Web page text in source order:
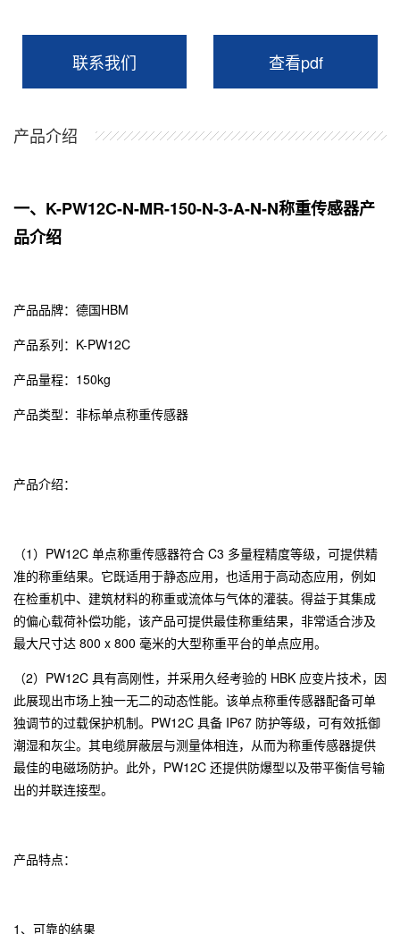
联系我们 查看pdf
产品介绍
一、K-PW12C-N-MR-150-N-3-A-N-N称重传感器产
品介绍
产品品牌： 德国HBM
产品系列：K-PW12C
产品量程：150kg
产品类型：非标单点称重传感器
产品介绍：
（1）PW12C 单点称重传感器符合 C3 多量程精度等级，可提供精
准的称重结果。它既适用于静态应用，也适用于高动态应用，例如
在检重机中、建筑材料的称重或流体与气体的灌装。得益于其集成
的偏心载荷补偿功能，该产品可提供最佳称重结果，非常适合涉及
最大尺寸达 800 x 800 毫米的大型称重平台的单点应用。
（2）PW12C 具有高刚性，并采用久经考验的 HBK 应变片技术，因
此展现出市场上独一无二的动态性能。该单点称重传感器配备可单
独调节的过载保护机制。PW12C 具备 IP67 防护等级，可有效抵御
潮湿和灰尘。其电缆屏蔽层与测量体相连，从而为称重传感器提供
最佳的电磁场防护。此外，PW12C 还提供防爆型以及带平衡信号输
出的并联连接型。
产品特点：
1、可靠的结果